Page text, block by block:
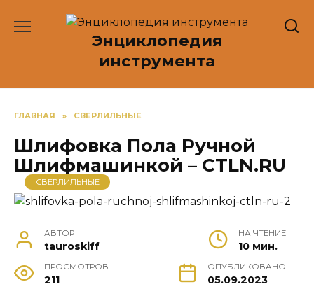
Энциклопедия
инструмента
ГЛАВНАЯ » СВЕРЛИЛЬНЫЕ
Шлифовка Пола Ручной
Шлифмашинкой – CTLN.RU
СВЕРЛИЛЬНЫЕ
АВТОР
tauroskiff
НА ЧТЕНИЕ
10 мин.
ПРОСМОТРОВ
211
ОПУБЛИКОВАНО
05.09.2023